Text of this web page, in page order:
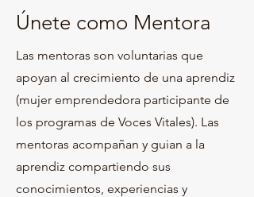
Únete como Mentora
Las mentoras son voluntarias que
apoyan al crecimiento de una aprendiz
(mujer emprendedora participante de
los programas de Voces Vitales). Las
mentoras acompañan y guian a la
aprendiz compartiendo sus
conocimientos, experiencias y